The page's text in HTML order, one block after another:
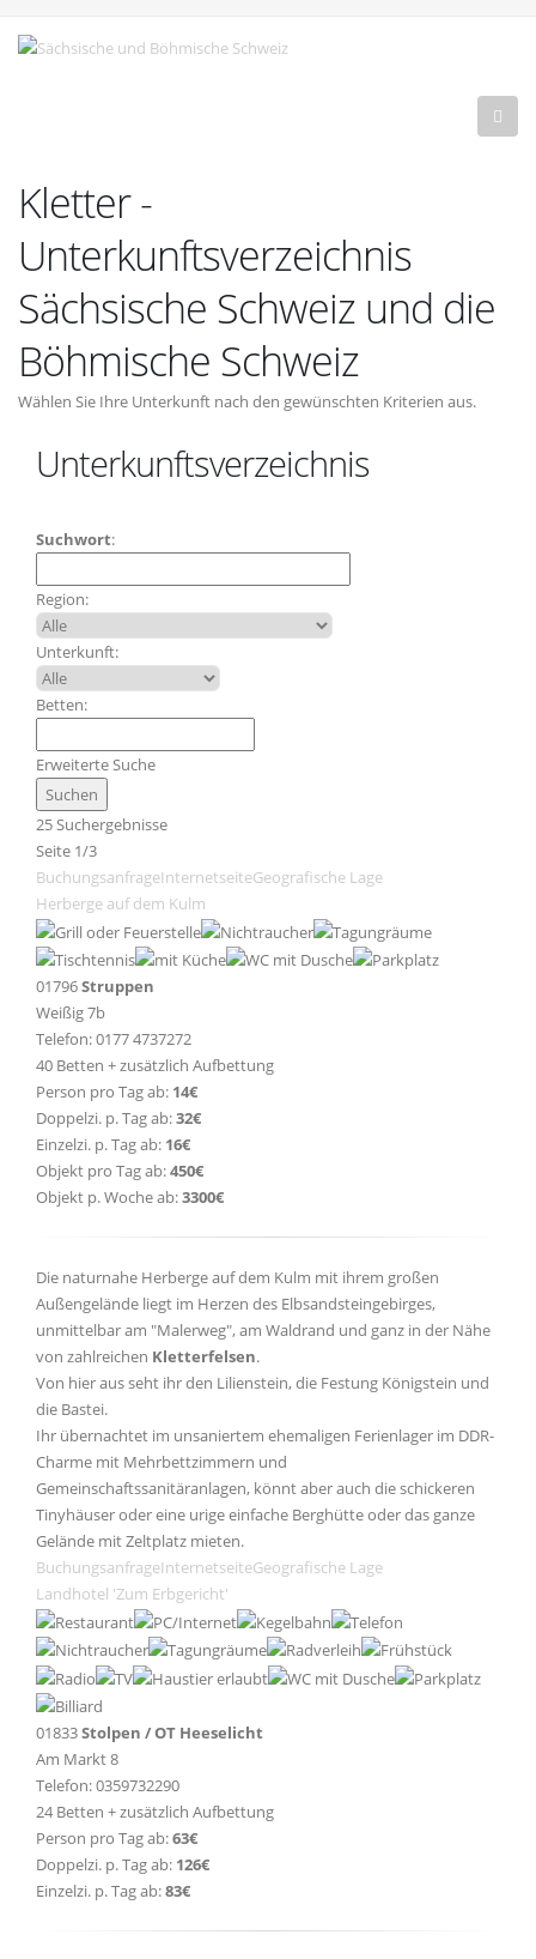
Kletter -
Unterkunftsverzeichnis
Sächsische Schweiz und die
Böhmische Schweiz
Wählen Sie Ihre Unterkunft nach den gewünschten Kriterien aus.
Unterkunftsverzeichnis
Suchwort:
Region:
Unterkunft:
Betten:
Erweiterte Suche
25 Suchergebnisse
Seite 1/3
BuchungsanfrageInternetseiteGeografische Lage
Herberge auf dem Kulm
01796Struppen
Weißig 7b
Telefon: 0177 4737272
40 Betten + zusätzlich Aufbettung
Person pro Tag ab: 14€
Doppelzi. p. Tag ab:32€
Einzelzi. p. Tag ab: 16€
Objekt pro Tag ab:450€
Objekt p. Woche ab:3300€
Die naturnahe Herberge auf dem Kulm mit ihrem großen
Außengelände liegt im Herzen des Elbsandsteingebirges,
unmittelbar am "Malerweg", am Waldrand und ganz in der Nähe
von zahlreichen Kletterfelsen.
Von hier aus seht ihr den Lilienstein, die Festung Königstein und
die Bastei.
Ihr übernachtet im unsaniertem ehemaligen Ferienlager im DDR-
Charme mit Mehrbettzimmern und
Gemeinschaftssanitäranlagen, könnt aber auch die schickeren
Tinyhäuser oder eine urige einfache Berghütte oder das ganze
Gelände mit Zeltplatz mieten.
BuchungsanfrageInternetseiteGeografische Lage
Landhotel 'Zum Erbgericht'
01833Stolpen / OT Heeselicht
Am Markt 8
Telefon: 0359732290
24 Betten + zusätzlich Aufbettung
Person pro Tag ab:63€
Doppelzi. p. Tag ab: 126€
Einzelzi. p. Tag ab:83€